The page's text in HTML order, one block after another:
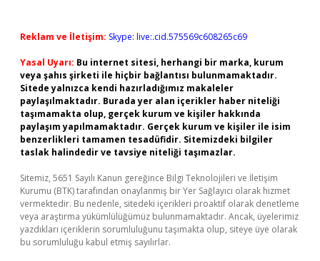
Reklam ve İletişim: Skype: live:.cid.575569c608265c69
Yasal Uyarı: Bu internet sitesi, herhangi bir marka, kurum
veya şahıs şirketi ile hiçbir bağlantısı bulunmamaktadır.
Sitede yalnızca kendi hazırladığımız makaleler
paylaşılmaktadır. Burada yer alan içerikler haber niteliği
taşımamakta olup, gerçek kurum ve kişiler hakkında
paylaşım yapılmamaktadır. Gerçek kurum ve kişiler ile isim
benzerlikleri tamamen tesadüfidir. Sitemizdeki bilgiler
taslak halindedir ve tavsiye niteliği taşımazlar.
Sitemiz, 5651 Sayılı Kanun gereğince Bilgi Teknolojileri ve İletişim
Kurumu (BTK) tarafından onaylanmış bir Yer Sağlayıcı olarak hizmet
vermektedir. Bu nedenle, sitedeki içerikleri proaktif olarak denetleme
veya araştırma yükümlülüğümüz bulunmamaktadır. Ancak, üyelerimiz
yazdıkları içeriklerin sorumluluğunu taşımakta olup, siteye üye olarak
bu sorumluluğu kabul etmiş sayılırlar.